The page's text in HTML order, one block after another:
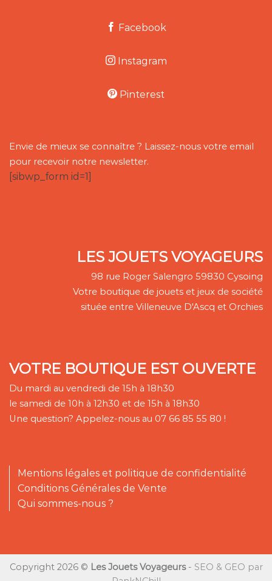
Facebook
Instagram
Pinterest
Envie de mieux se connaître ? Laissez-nous votre email
pour recevoir notre newsletter.
[sibwp_form id=1]
LES JOUETS VOYAGEURS
98 rue Roger Salengro 59830 Cysoing
Votre boutique de jouets et jeux de société
située entre Villeneuve D'Ascq et Orchies
VOTRE BOUTIQUE EST OUVERTE
Du mardi au vendredi de 15h à 18h30
le samedi de 10h à 12h30 et de 15h à 18h30
Une question? Appelez-nous au 07 66 85 55 80 !
Mentions légales et politique de confidentialité
Conditions Générales de Vente
Qui sommes-nous ?
Copyright 2026 © Les Jouets Voyageurs- SEO & GEO par